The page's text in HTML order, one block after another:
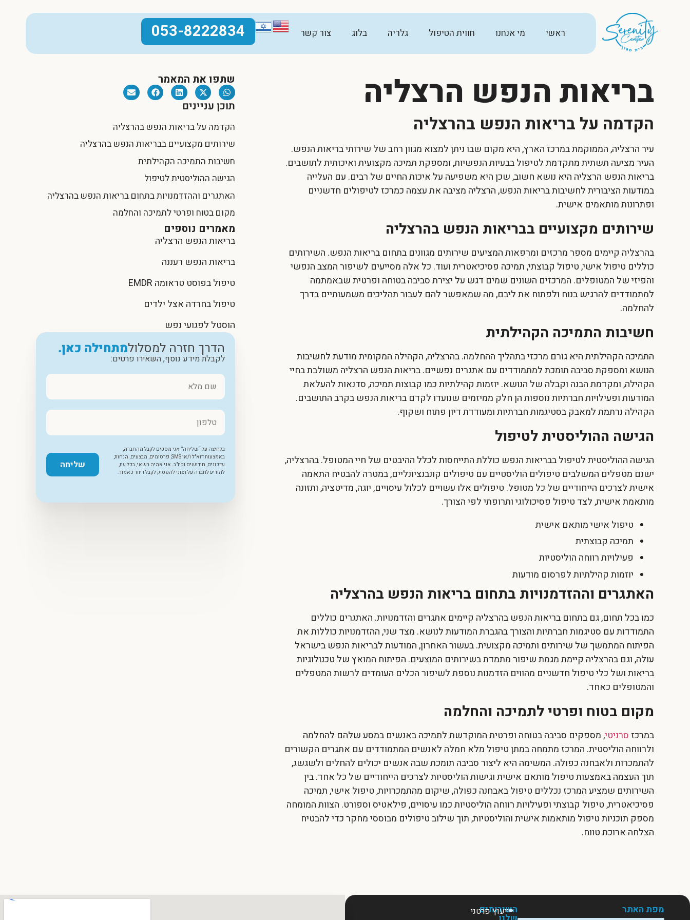
ראשי מי אנחנו חווית הטיפול גלריה בלוג צור קשר 053-8222834
בריאות הנפש הרצליה
הקדמה על בריאות הנפש בהרצליה
עיר הרצליה, הממוקמת במרכז הארץ, היא מקום שבו ניתן למצוא מגוון רחב של שירותי בריאות הנפש.
העיר מציעה תשתית מתקדמת לטיפול בבעיות הנפשיות, ומספקת תמיכה מקצועית ואיכותית לתושבים.
בריאות הנפש הרצליה היא נושא חשוב, שכן היא משפיעה על איכות החיים של רבים. עם העלייה
במודעות הציבורית לחשיבות בריאות הנפש, הרצליה מציבה את עצמה כמרכז לטיפולים חדשניים
ופתרונות מותאמים אישית.
שירותים מקצועיים בבריאות הנפש בהרצליה
בהרצליה קיימים מספר מרכזים ומרפאות המציעים שירותים מגוונים בתחום בריאות הנפש. השירותים
כוללים טיפול אישי, טיפול קבוצתי, תמיכה פסיכיאטרית ועוד. כל אלה מסייעים לשיפור המצב הנפשי
והפיזי של המטופלים. המרכזים השונים שמים דגש על יצירת סביבה בטוחה ופרטית שבאמתמה
למתמודדים להרגיש בנוח ולפתוח את ליבם, מה שמאפשר להם לעבור תהליכים משמעותיים בדרך
להחלמה.
חשיבות התמיכה הקהילתית
התמיכה הקהילתית היא גורם מרכזי בתהליך ההחלמה. בהרצליה, הקהילה המקומית מודעת לחשיבות
הנושא ומספקת סביבה תומכת למתמודדים עם אתגרים נפשיים.בריאות הנפש הרצליה משולבת בחיי
הקהילה, ומקדמת הבנה וקבלה של הנושא. יוזמות קהילתיות כמו קבוצות תמיכה, סדנאות להעלאת
המודעות ופעילויות חברתיות נוספות הן חלק ממיזמים שנועדו לקדם בריאות הנפש בקרב התושבים.
הקהילה נרתמת למאבק בסטיגמות חברתיות ומעודדת דיון פתוח ושקוף.
הגישה ההוליסטית לטיפול
הגישה ההוליסטית לטיפול בבריאות הנפש כוללת התייחסות לכלל ההיבטים של חיי המטופל. בהרצליה,
ישנם מטפלים המשלבים טיפולים הוליסטיים עם טיפולים קונבנציונליים, במטרה להבטיח התאמה
אישית לצרכים הייחודיים של כל מטופל. טיפולים אלו עשויים לכלול עיסויים, יוגה, מדיטציה, ותזונה
מותאמת אישית, לצד טיפול פסיכולוגי ותרופתי לפי הצורך.
טיפול אישי מותאם אישית
תמיכה קבוצתית
פעילויות רווחה הוליסטיות
יוזמות קהילתיות לפרסום מודעות
האתגרים וההזדמנויות בתחום בריאות הנפש בהרצליה
כמו בכל תחום, גם בתחום בריאות הנפש בהרצליה קיימים אתגרים והזדמנויות. האתגרים כוללים
התמודדות עם סטיגמות חברתיות והצורך בהגברת המודעות לנושא. מצד שני, ההזדמנויות כוללות את
הפיתוח המתמשך של שירותים ותמיכה מקצועית. בעשור האחרון, המודעות לבריאות הנפש בישראל
עולה, וגם בהרצליה קיימת מגמת שיפור מתמדת בשירותים המוצעים. הפיתוח המואץ של טכנולוגיות
בריאות ושל כלי טיפול חדשניים מהווים הזדמנות נוספת לשיפור הכלים העומדים לרשות המטפלים
והמטופלים כאחד.
מקום בטוח ופרטי לתמיכה והחלמה
במרכז סרניטי, מספקים סביבה בטוחה ופרטית המוקדשת לתמיכה באנשים במסע שלהם להחלמה
ולרווחה הוליסטית. המרכז מתמחה במתן טיפול מלא חמלה לאנשים המתמודדים עם אתגרים הקשורים
להתמכרות ולאבחנה כפולה. המשימה היא ליצור סביבה תומכת שבה אנשים יכולים להחלים ולשגשג,
תוך העצמה באמצעות טיפול מותאם אישית וגישות הוליסטיות לצרכים הייחודיים של כל אחד. בין
השירותים שמציע המרכז נכללים טיפול באבחנה כפולה, שיקום מהתמכרויות, טיפול אישי, תמיכה
פסיכיאטרית, טיפול קבוצתי ופעילויות רווחה הוליסטיות כמו עיסויים, פילאטיס וספורט. הצוות המומחה
מספק תוכניות טיפול מותאמות אישית והוליסטיות, תוך שילוב טיפולים מבוססי מחקר כדי להבטיח
הצלחה ארוכת טווח.
שתפו את המאמר
תוכן עניינים
הקדמה על בריאות הנפש בהרצליה
שירותים מקצועיים בבריאות הנפש בהרצליה
חשיבות התמיכה הקהילתית
הגישה ההוליסטית לטיפול
האתגרים וההזדמנויות בתחום בריאות הנפש בהרצליה
מקום בטוח ופרטי לתמיכה והחלמה
מאמרים נוספים
בריאות הנפש הרצליה
בריאות הנפש רעננה
טיפול בפוסט טראומה EMDR
טיפול בחרדה אצל ילדים
הוסטל לפגועי נפש
הדרך חזרה למסלולמתחילה כאן.
לקבלת מידע נוסף, השאירו פרטים:
בלחיצה על “שליחה” אני מסכים לקבל מהחברה,
באמצעות דוא"ל ו/או SMS, פרסומים, מבצעים, הנחות,
עדכונים, חידושים וכיו"ב. אני אהיה רשאי, בכל עת,
להודיע לחברה על רצוני להפסיק לקבל דיוור כאמור.
שליחה
מפת האתר השירותים
ייעוץ פרטני